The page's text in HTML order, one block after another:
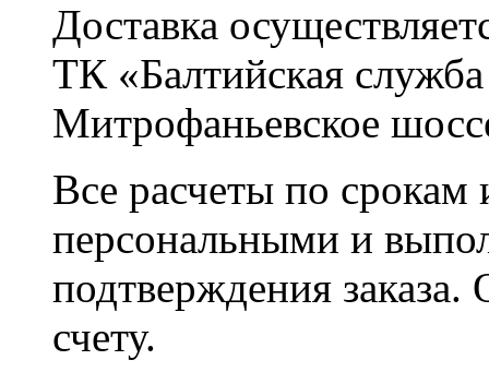
Доставка
ТК «Балтийская
Митрофаньевское
Все расчеты по срокам
персональными и
подтверждения заказа.
счету.